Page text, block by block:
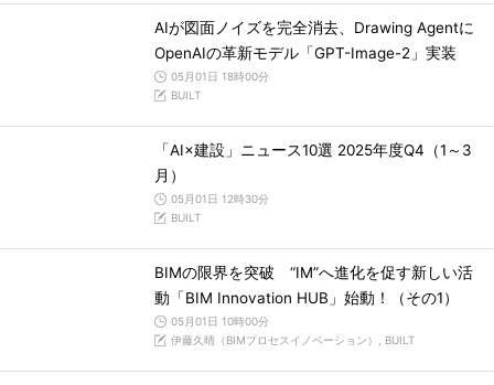
AIが図面ノイズを完全消去、Drawing Agentに
OpenAIの革新モデル「GPT-Image-2」実装
05月01日 18時00分
BUILT
「AI×建設」ニュース10選 2025年度Q4（1～3
月）
05月01日 12時30分
BUILT
BIMの限界を突破 “IM”へ進化を促す新しい活
動「BIM Innovation HUB」始動！（その1）
05月01日 10時00分
伊藤久晴（BIMプロセスイノベーション）, BUILT